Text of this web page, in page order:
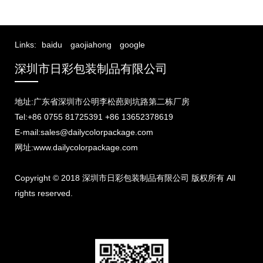
Links: baidu gaojiahong google
深圳市日彩包装制品有限公司
地址:广东省深圳市公明李松蓢则坑路第二栋厂房
Tel:+86 0755 81725391 +86 13652378619
E-mail:sales@dailycolorpackage.com
网址:www.dailycolorpackage.com
Copyright © 2018 深圳市日彩包装制品有限公司 版权所有 All
rights reserved.